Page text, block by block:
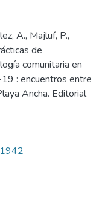
A., Majluf, P.,
de
comunitaria en
: encuentros entre
Ancha. Editorial